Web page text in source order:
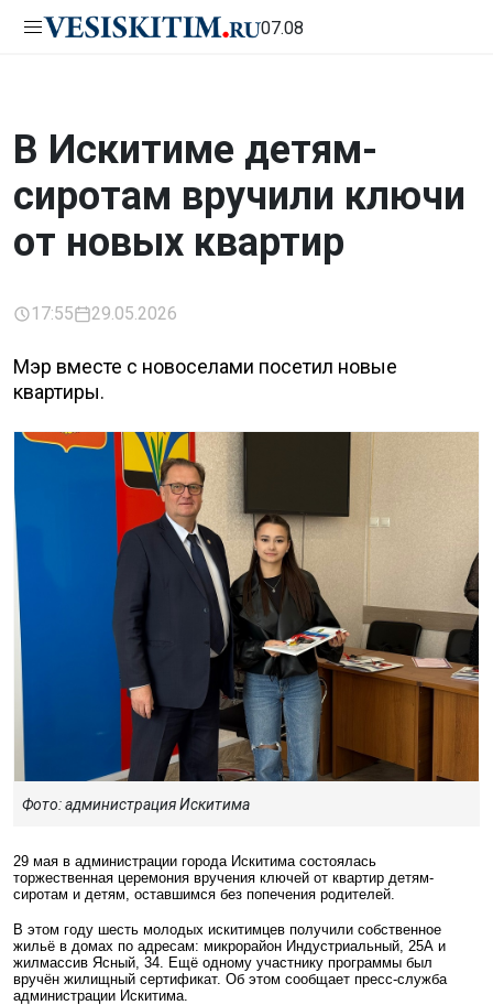
07.08
В Искитиме детям-
сиротам вручили ключи
от новых квартир
17:55 29.05.2026
Мэр вместе с новоселами посетил новые
квартиры.
Фото: администрация Искитима
29 мая в администрации города Искитима состоялась
торжественная церемония вручения ключей от квартир детям-
сиротам и детям, оставшимся без попечения родителей.
В этом году шесть молодых искитимцев получили собственное
жильё в домах по адресам: микрорайон Индустриальный, 25А и
жилмассив Ясный, 34. Ещё одному участнику программы был
вручён жилищный сертификат. Об этом сообщает пресс-служба
администрации Искитима.